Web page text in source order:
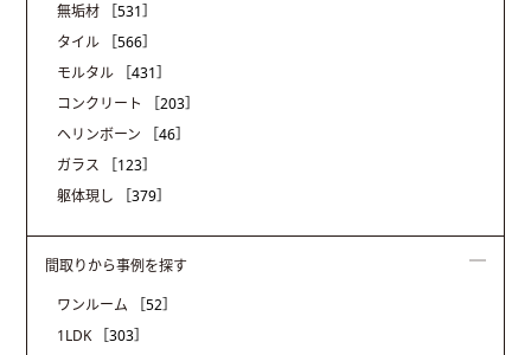
無垢材
［531］
タイル
［566］
モルタル
［431］
コンクリート
［203］
ヘリンボーン
［46］
ガラス
［123］
躯体現し
［379］
間取りから事例を探す
ワンルーム
［52］
1LDK
［303］